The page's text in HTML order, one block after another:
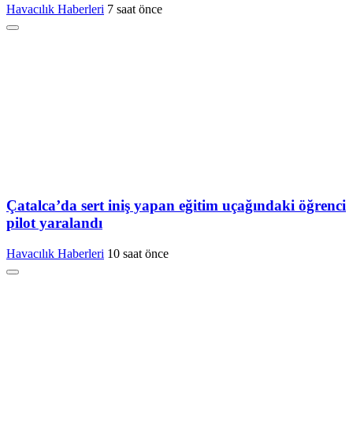
Havacılık Haberleri 7 saat önce
Çatalca’da sert iniş yapan eğitim uçağındaki öğrenci
pilot yaralandı
Havacılık Haberleri 10 saat önce